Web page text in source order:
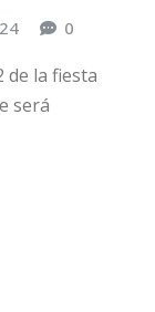
0
de la fiesta
será